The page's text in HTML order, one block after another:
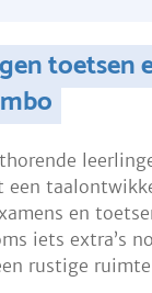
toetsen
een
en
iets extra’s
rustige